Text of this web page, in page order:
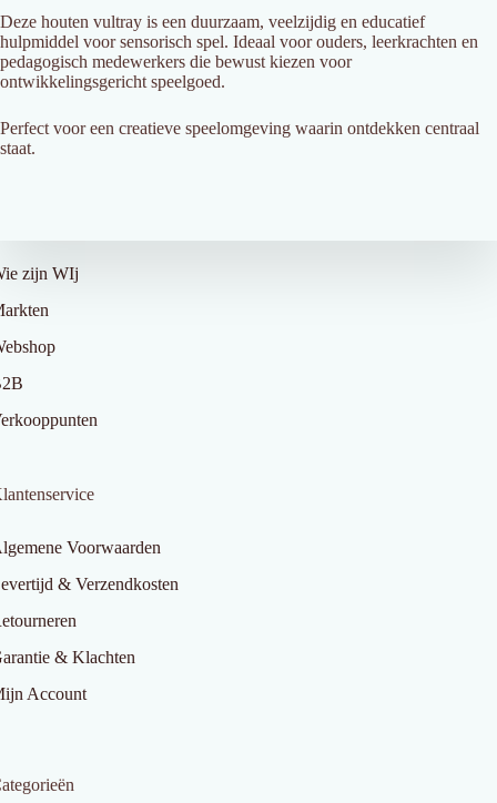
Deze houten vultray is een duurzaam, veelzijdig en educatief
hulpmiddel voor sensorisch spel. Ideaal voor ouders, leerkrachten en
pedagogisch medewerkers die bewust kiezen voor
ontwikkelingsgericht speelgoed.
Perfect voor een creatieve speelomgeving waarin ontdekken centraal
staat.
zijn WIj
Voorwaarden
& Verzendkosten
& Klachten
Account